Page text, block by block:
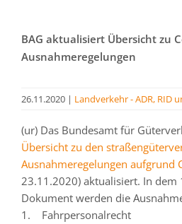
BAG aktualisiert Übersicht zu
Ausnahmeregelungen
26.11.2020 | Landverkehr - ADR, RID
(ur) Das Bundesamt für
Übersicht zu den
Ausnahmeregelungen aufgrund
23.11.2020) aktualisiert. In dem
Dokument werden die
1. Fahrpersonalrecht